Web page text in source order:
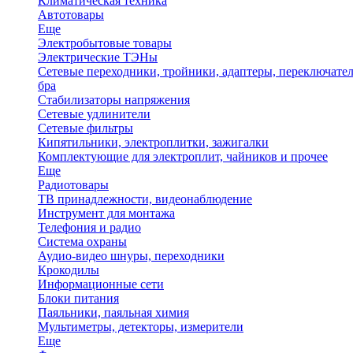
Автотовары
Еще
Электробытовые товары
Электрические ТЭНы
Сетевые переходники, тройники, адаптеры,
бра
Стабилизаторы напряжения
Сетевые удлинители
Сетевые фильтры
Кипятильники, электроплитки, зажигалки
Комплектующие для электроплит, чайников и прочее
Еще
Радиотовары
ТВ принадлежности, видеонаблюдение
Инструмент для монтажа
Телефония и радио
Система охраны
Аудио-видео шнуры, переходники
Крокодилы
Информационные сети
Блоки питания
Паяльники, паяльная химия
Мультиметры, детекторы, измерители
Еще